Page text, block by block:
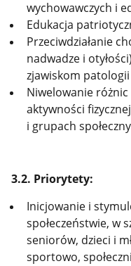
wychowawczych i
Edukacja
Przeciwdziałanie
nadwadze i
zjawiskom patologii
Niwelowanie
aktywności
i grupach
3.2. Priorytety:
Inicjowanie i
społeczeństwie, w
seniorów, dzieci i
sportowo,